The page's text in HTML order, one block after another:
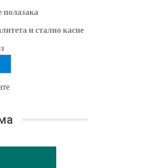
полазака
и стално касне